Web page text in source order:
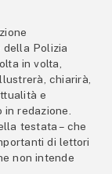
della Polizia
in volta,
chiarirà,
e
redazione.
testata – che
di lettori
non intende